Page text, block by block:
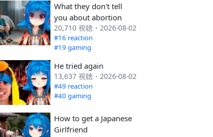
What they don't tell
you about abortion
20,710 視聴・2026-08-02
#16 reaction
#19 gaming
He tried again
13,637 視聴・2026-08-02
#49 reaction
#40 gaming
How to get a Japanese
Girlfriend